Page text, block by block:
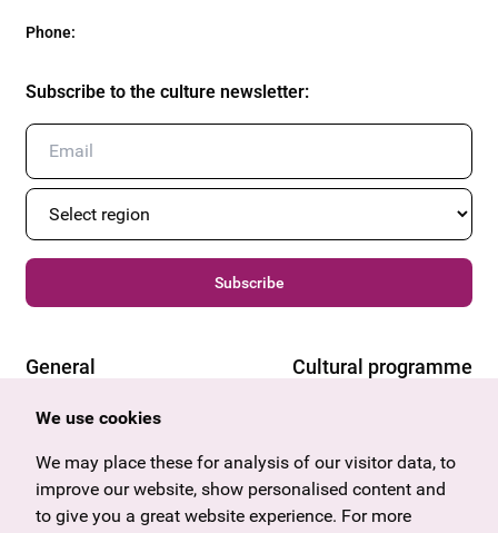
Phone:
Subscribe to the culture newsletter:
Subscribe
General
Offers & News
Gift voucher
Frequently asked questions
Cultural programme
Vorarlberg
Burgenland
Salzburg
We use cookies
We may place these for analysis of our visitor data, to
improve our website, show personalised content and
to give you a great website experience. For more